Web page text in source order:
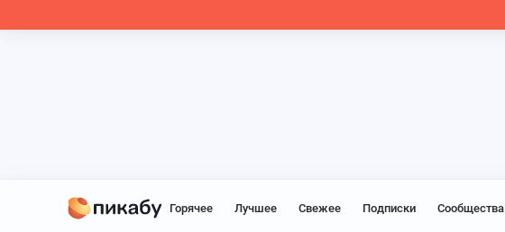
Горячее Лучшее Свежее Подписки Сообщества